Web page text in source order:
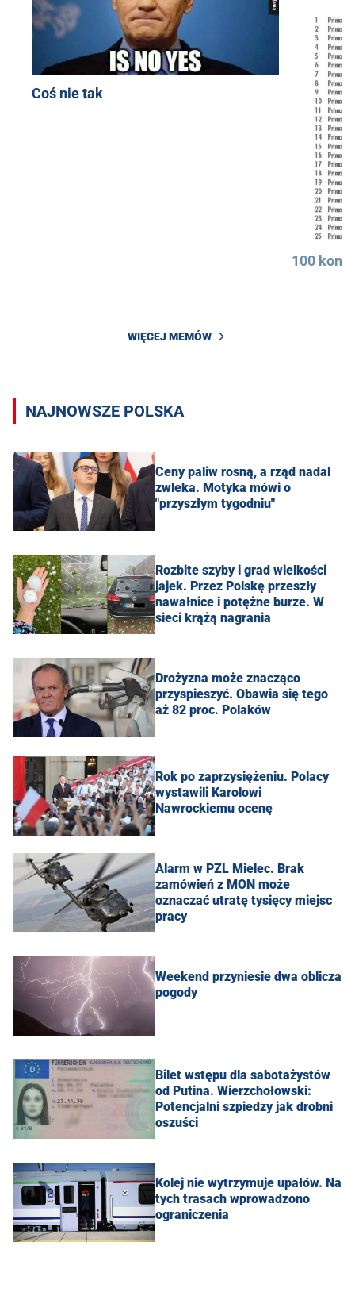
Coś nie tak
100
WIĘCEJ MEMÓW
NAJNOWSZE POLSKA
Ceny paliw rosną, a rząd nadal
zwleka. Motyka mówi o
"przyszłym tygodniu"
Rozbite szyby i grad wielkości
jajek. Przez Polskę przeszły
nawałnice i potężne burze. W
sieci krążą nagrania
Drożyzna może znacząco
przyspieszyć. Obawia się tego
aż 82 proc. Polaków
Rok po zaprzysiężeniu. Polacy
wystawili Karolowi
Nawrockiemu ocenę
Alarm w PZL Mielec. Brak
zamówień z MON może
oznaczać utratę tysięcy miejsc
pracy
Weekend przyniesie dwa oblicza
pogody
Bilet wstępu dla sabotażystów
od Putina. Wierzchołowski:
Potencjalni szpiedzy jak drobni
oszuści
Kolej nie wytrzymuje upałów. Na
tych trasach wprowadzono
ograniczenia